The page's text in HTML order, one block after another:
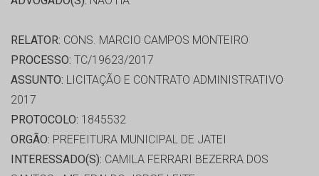
RELATOR: CONS. MARCIO CAMPOS MONTEIRO
PROCESSO: TC/19623/2017
ASSUNTO: LICITAÇÃO E CONTRATO ADMINISTRATIVO
2017
PROTOCOLO: 1845532
ORGÃO: PREFEITURA MUNICIPAL DE JATEI
INTERESSADO(S): CAMILA FERRARI BEZERRA DOS